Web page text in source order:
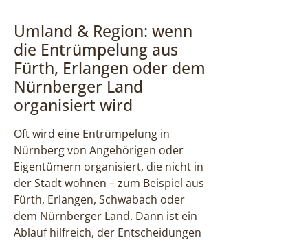
Umland & Region: wenn
die Entrümpelung aus
Fürth, Erlangen oder dem
Nürnberger Land
organisiert wird
Oft wird eine Entrümpelung in
Nürnberg von Angehörigen oder
Eigentümern organisiert, die nicht in
der Stadt wohnen – zum Beispiel aus
Fürth, Erlangen, Schwabach oder
dem Nürnberger Land. Dann ist ein
Ablauf hilfreich, der Entscheidungen